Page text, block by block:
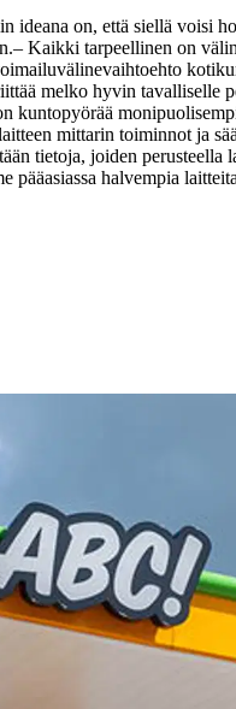
on, että siellä voisi
– Kaikki tarpeellinen on
melko hyvin tavalliselle
mittarin toiminnot ja
tietoja, joiden perusteella
pääasiassa halvempia